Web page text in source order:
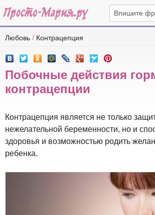
Любовь / Контрацепция
Побочные действия
контрацепции
Контрацепция является не только
нежелательной беременности, но и
здоровья и возможностью родить
ребенка.